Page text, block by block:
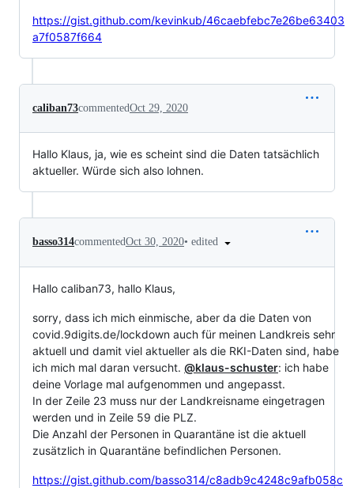
https://gist.github.com/kevinkub/46caebfebc7e26be63403
a7f0587f664
caliban73commentedOct 29, 2020
Hallo Klaus, ja, wie es scheint sind die Daten tatsächlich
aktueller. Würde sich also lohnen.
basso314commentedOct 30, 2020• edited
Hallo caliban73, hallo Klaus,
sorry, dass ich mich einmische, aber da die Daten von
covid.9digits.de/lockdown auch für meinen Landkreis sehr
aktuell und damit viel aktueller als die RKI-Daten sind, habe
ich mich mal daran versucht. @klaus-schuster: ich habe
deine Vorlage mal aufgenommen und angepasst.
In der Zeile 23 muss nur der Landkreisname eingetragen
werden und in Zeile 59 die PLZ.
Die Anzahl der Personen in Quarantäne ist die aktuell
zusätzlich in Quarantäne befindlichen Personen.
https://gist.github.com/basso314/c8adb9c4248c9afb058c